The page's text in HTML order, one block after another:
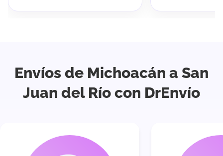
Envíos de Michoacán a San
Juan del Río con DrEnvío